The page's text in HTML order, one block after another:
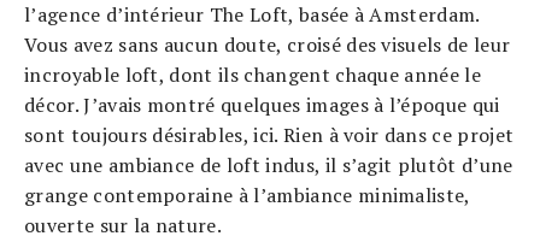
l’agence d’intérieur The Loft, basée à Amsterdam.
Vous avez sans aucun doute, croisé des visuels de leur
incroyable loft, dont ils changent chaque année le
décor. J’avais montré quelques images à l’époque qui
sont toujours désirables, ici. Rien à voir dans ce projet
avec une ambiance de loft indus, il s’agit plutôt d’une
grange contemporaine à l’ambiance minimaliste,
ouverte sur la nature.